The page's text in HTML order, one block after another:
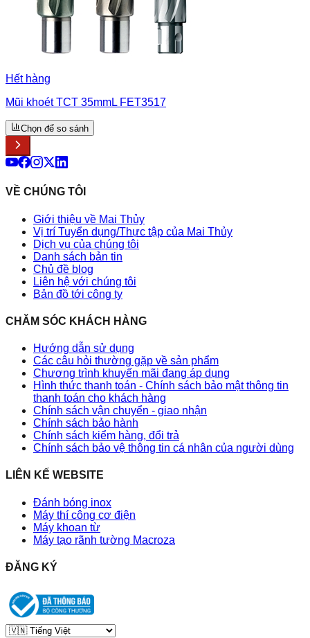
Hết hàng
Mũi khoét TCT 35mmL FET3517
Chọn để so sánh
VỀ CHÚNG TÔI
Giới thiệu về Mai Thủy
Vị trí Tuyển dụng/Thực tập của Mai Thủy
Dịch vụ của chúng tôi
Danh sách bản tin
Chủ đề blog
Liên hệ với chúng tôi
Bản đồ tới công ty
CHĂM SÓC KHÁCH HÀNG
Hướng dẫn sử dụng
Các câu hỏi thường gặp về sản phẩm
Chương trình khuyến mãi đang áp dụng
Hình thức thanh toán - Chính sách bảo mật thông tin
thanh toán cho khách hàng
Chính sách vận chuyển - giao nhận
Chính sách bảo hành
Chính sách kiểm hàng, đổi trả
Chính sách bảo vệ thông tin cá nhân của người dùng
LIÊN KẾ WEBSITE
Đánh bóng inox
Máy thí công cơ điện
Máy khoan từ
Máy tạo rãnh tường Macroza
ĐĂNG KÝ